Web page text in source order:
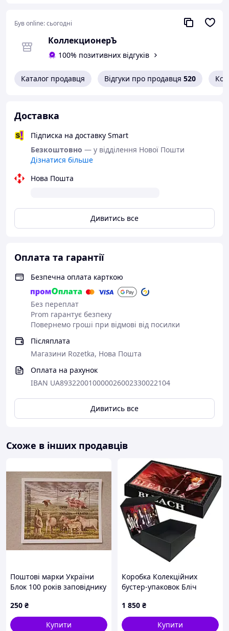
- Нова Пошта;
- Укрпошта.
Був online:сьогодні
КоллекционерЪ
100% позитивних відгуків
Каталог продавця Відгуки про продавця 520
Доставка
Підписка на доставку Smart
Безкоштовно — у відділення Нової Пошти
Дізнатися більше
Нова Пошта
Дивитись все
Оплата та гарантії
Безпечна оплата карткою
Без переплат
Prom гарантує безпеку
Повернемо гроші при відмові від посилки
Післяплата
Магазини Rozetka, Нова Пошта
Оплата на рахунок
IBAN UA893220010000026002330022104
Дивитись все
Схоже в інших продавців
Поштові марки України
Блок 100 років заповіднику
250 ₴
Купити
Коробка Колекційних
бустер-упаковок Бліч
1 850 ₴
Купити